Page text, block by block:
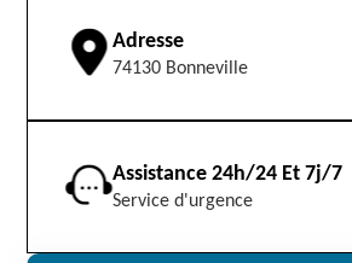
Adresse
74130 Bonneville
Assistance 24h/24 Et 7j/7
Service d'urgence